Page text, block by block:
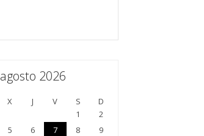
agosto 2026
X J V S
D
1
2
5 6 7 8
9